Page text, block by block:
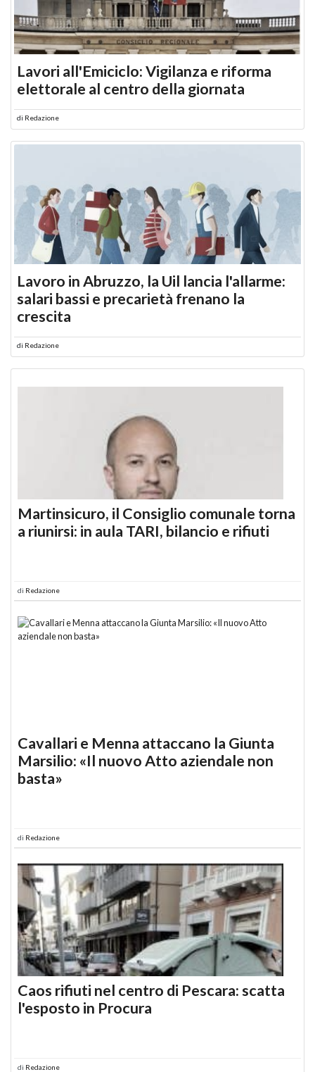
Lavori all'Emiciclo: Vigilanza e riforma
elettorale al centro della giornata
di Redazione
Lavoro in Abruzzo, la Uil lancia l'allarme:
salari bassi e precarietà frenano la
crescita
di Redazione
Martinsicuro, il Consiglio comunale torna
a riunirsi: in aula TARI, bilancio e rifiuti
di Redazione
Cavallari e Menna attaccano la Giunta
Marsilio: «Il nuovo Atto aziendale non
basta»
di Redazione
Caos rifiuti nel centro di Pescara: scatta
l'esposto in Procura
di Redazione